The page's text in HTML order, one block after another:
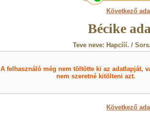
Következő
Bécike
Teve neve: Hapcííí. /
A felhasználó még nem töltötte ki az adatlapját,
nem szeretné kitölteni azt.
Következő